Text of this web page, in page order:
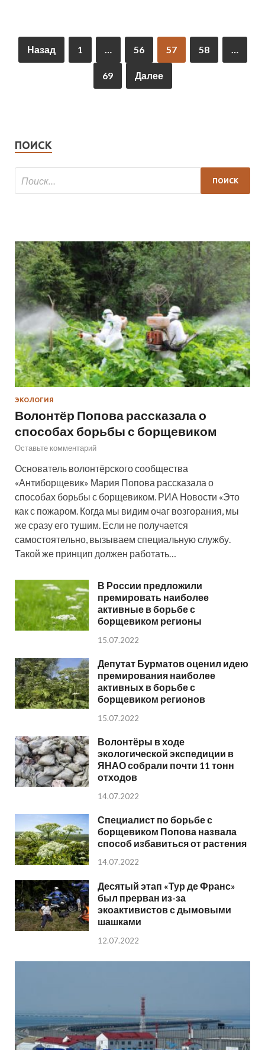
Назад 1 … 56 57 58 …
69 Далее
ПОИСК
ЭКОЛОГИЯ
Волонтёр Попова рассказала о
способах борьбы с борщевиком
Оставьте комментарий
Основатель волонтёрского сообщества
«Антиборщевик» Мария Попова рассказала о
способах борьбы с борщевиком. РИА Новости «Это
как с пожаром. Когда мы видим очаг возгорания, мы
же сразу его тушим. Если не получается
самостоятельно, вызываем специальную службу.
Такой же принцип должен работать…
В России предложили
премировать наиболее
активные в борьбе с
борщевиком регионы
15.07.2022
Депутат Бурматов оценил идею
премирования наиболее
активных в борьбе с
борщевиком регионов
15.07.2022
Волонтёры в ходе
экологической экспедиции в
ЯНАО собрали почти 11 тонн
отходов
14.07.2022
Специалист по борьбе с
борщевиком Попова назвала
способ избавиться от растения
14.07.2022
Десятый этап «Тур де Франс»
был прерван из-за
экоактивистов с дымовыми
шашками
12.07.2022